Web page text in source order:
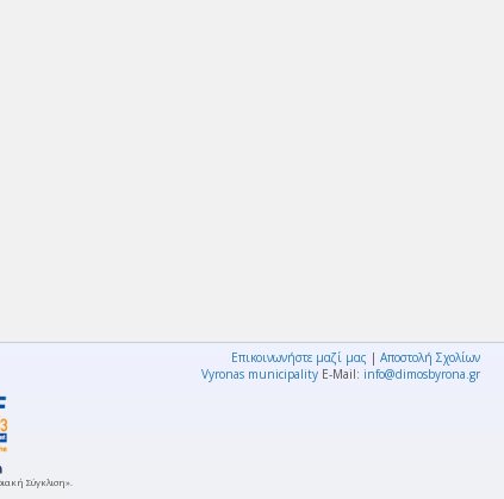
Επικοινωνήστε μαζί μας | Αποστολή Σχολίων
Vyronas municipality E-Mail: info@dimosbyrona.gr
Σύγκλιση».